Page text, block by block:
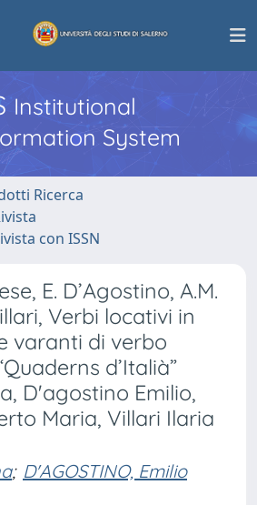
Institutional
System
Ricerca
con ISSN
E. D’Agostino, A.M.
Verbi locativi in
varanti di verbo
d’Italià”
D'agostino Emilio,
Maria, Villari Ilaria
; D'AGOSTINO, Emilio